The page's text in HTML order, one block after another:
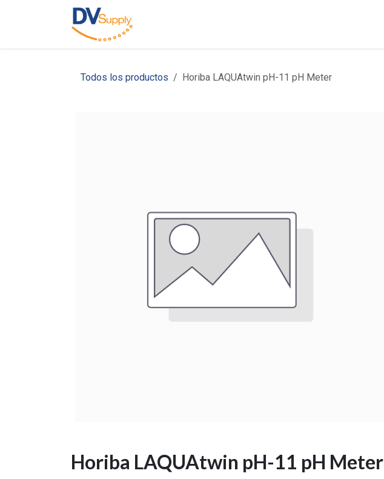
Todos los productos Horiba LAQUAtwin pH-11 pH Meter
Horiba LAQUAtwin pH-11 pH Meter